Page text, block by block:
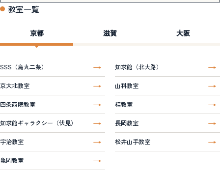
教室一覧
京都 滋賀 大阪
SSS（烏丸二条） 知求館（北大路）
京大北教室 山科教室
四条西院教室 桂教室
知求館ギャラクシー（伏見） 長岡教室
宇治教室 松井山手教室
亀岡教室